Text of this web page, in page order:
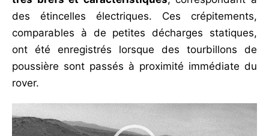
des étincelles électriques. Ces crépitements,
comparables à de petites décharges statiques,
ont été enregistrés lorsque des tourbillons de
poussière sont passés à proximité immédiate du
rover.
Lecteur
vidéo